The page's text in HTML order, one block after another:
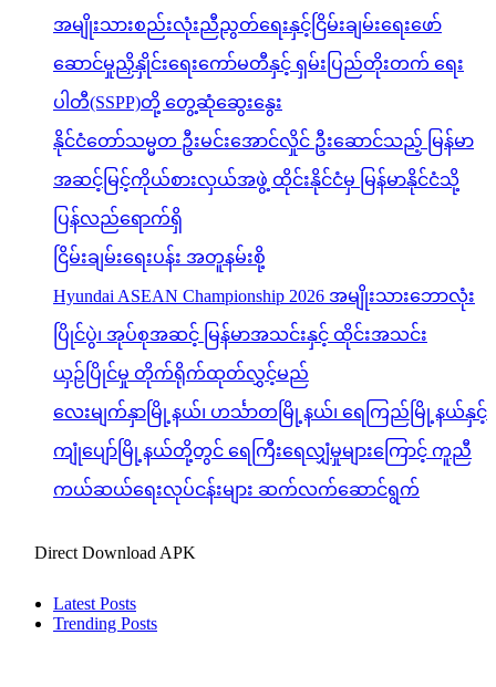
အမျိုးသားစည်းလုံးညီညွတ်ရေးနှင့်ငြိမ်းချမ်းရေးဖော်
ဆောင်မှုညှိနှိုင်းရေးကော်မတီနှင့် ရှမ်းပြည်တိုးတက် ရေး
ပါတီ(SSPP)တို့ တွေ့ဆုံဆွေးနွေး
နိုင်ငံတော်သမ္မတ ဦးမင်းအောင်လှိုင် ဦးဆောင်သည့် မြန်မာ
အဆင့်မြင့်ကိုယ်စားလှယ်အဖွဲ့ ထိုင်းနိုင်ငံမှ မြန်မာနိုင်ငံသို့
ပြန်လည်ရောက်ရှိ
ငြိမ်းချမ်းရေးပန်း အတူနမ်းစို့
Hyundai ASEAN Championship 2026 အမျိုးသားဘောလုံး
ပြိုင်ပွဲ၊ အုပ်စုအဆင့် မြန်မာအသင်းနှင့် ထိုင်းအသင်း
ယှဉ်ပြိုင်မှု တိုက်ရိုက်ထုတ်လွှင့်မည်
လေးမျက်နှာမြို့နယ်၊ ဟင်္သာတမြို့နယ်၊ ရေကြည်မြို့နယ်နှင့်
ကျုံပျော်မြို့နယ်တို့တွင် ရေကြီးရေလျှံမှုများကြောင့် ကူညီ
ကယ်ဆယ်ရေးလုပ်ငန်းများ ဆက်လက်ဆောင်ရွက်
Direct Download APK
Latest Posts
Trending Posts